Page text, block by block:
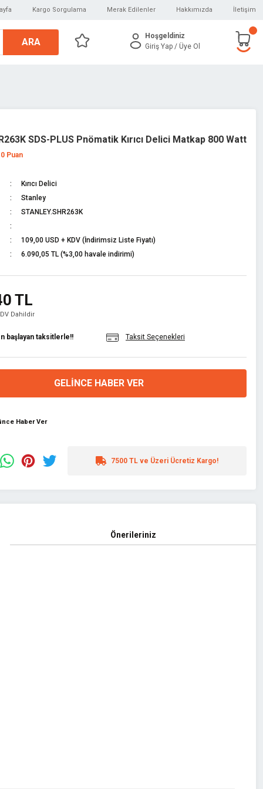
Kargo Sorgulama Merak Edilenler Hakkımızda İletişim
ARA
Hoşgeldiniz
Giriş Yap / Üye Ol
SDS-PLUS Pnömatik Kırıcı Delici Matkap 800 Watt
Puan
Kırıcı Delici
Stanley
STANLEY.SHR263K
109,00 USD + KDV (İndirimsiz Liste Fiyatı)
6.090,05 TL (%3,00 havale indirimi)
TL
Dahildir
başlayan taksitlerle!! Taksit Seçenekleri
GELINCE HABER VER
Haber Ver
7500 TL ve Üzeri Ücretiz Kargo!
Önerileriniz